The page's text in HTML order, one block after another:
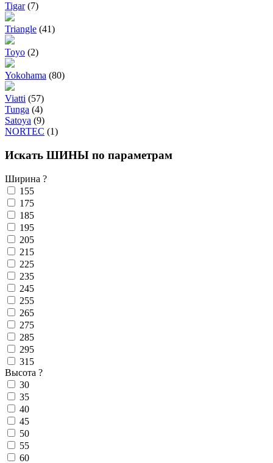
Tigar (7)
Triangle (41)
Toyo (2)
Yokohama (80)
Viatti (57)
Tunga (4)
Satoya (9)
NORTEC (1)
Искать ШИНЫ по параметрам
Ширина ?
155
175
185
195
205
215
225
235
245
255
265
275
285
295
315
Высота ?
30
35
40
45
50
55
60